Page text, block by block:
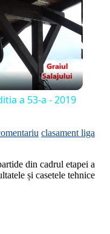
a 53-a - 2019
clasament liga
din cadrul etapei a
și casetele tehnice